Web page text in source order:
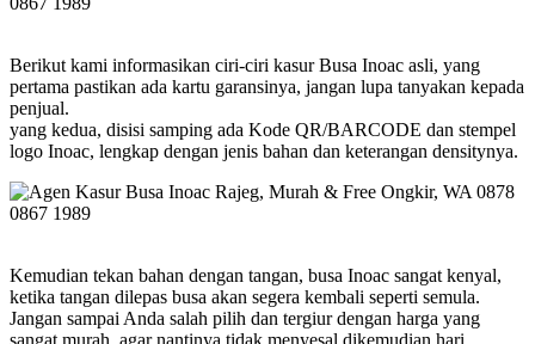
Berikut kami informasikan ciri-ciri kasur Busa Inoac asli, yang
pertama pastikan ada kartu garansinya, jangan lupa tanyakan kepada
penjual.
yang kedua, disisi samping ada Kode QR/BARCODE dan stempel
logo Inoac, lengkap dengan jenis bahan dan keterangan densitynya.
Kemudian tekan bahan dengan tangan, busa Inoac sangat kenyal,
ketika tangan dilepas busa akan segera kembali seperti semula.
Jangan sampai Anda salah pilih dan tergiur dengan harga yang
sangat murah, agar nantinya tidak menyesal dikemudian hari,